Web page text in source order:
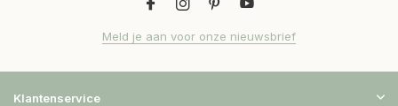
Meld je aan voor onze nieuwsbrief
Klantenservice